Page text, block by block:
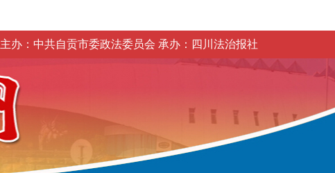
主办：中共自贡市委政法委员会 承办：四川法治报社